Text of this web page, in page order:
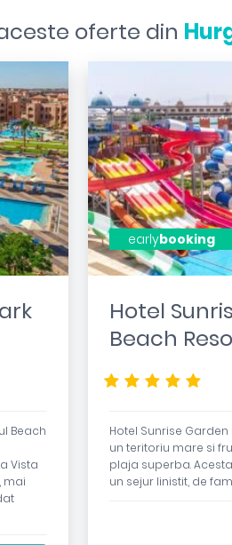
oferte din
Beach
Vista
mai
Hotel
Beach
earlybooking
Hotel Sunrise
un teritoriu mare si
plaja superba.
un sejur linistit, de